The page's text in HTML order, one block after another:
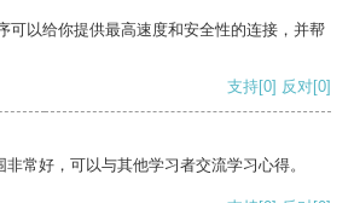
可以给你提供最高速度和安全性的连接，并帮
支持[0] 反对[0]
常好，可以与其他学习者交流学习心得。